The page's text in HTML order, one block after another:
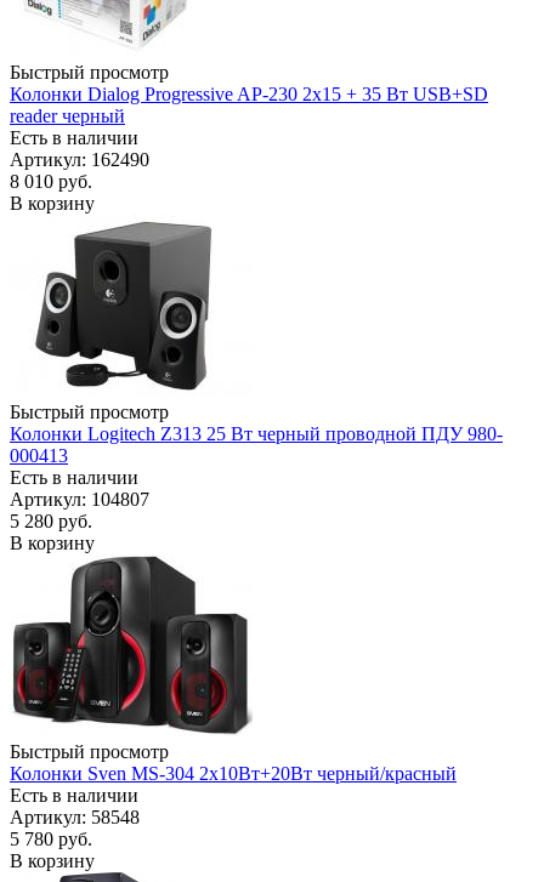
Быстрый просмотр
Колонки Dialog Progressive AP-230 2x15 + 35 Вт USB+SD
reader черный
Есть в наличии
Артикул: 162490
8 010 руб.
В корзину
Быстрый просмотр
Колонки Logitech Z313 25 Вт черный проводной ПДУ 980-
000413
Есть в наличии
Артикул: 104807
5 280 руб.
В корзину
Быстрый просмотр
Колонки Sven MS-304 2х10Вт+20Вт черный/красный
Есть в наличии
Артикул: 58548
5 780 руб.
В корзину